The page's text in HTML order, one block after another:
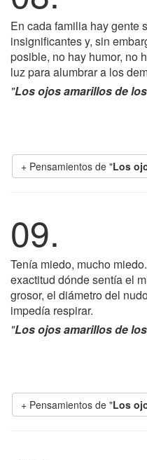
En cada familia hay gente
insignificantes y, sin
posible, no hay humor, no
luz para alumbrar a los
"Los ojos amarillos de
+ Pensamientos de "Los
09.
Tenía miedo, mucho
exactitud dónde sentía el
grosor, el diámetro del
impedía respirar.
"Los ojos amarillos de
+ Pensamientos de "Los